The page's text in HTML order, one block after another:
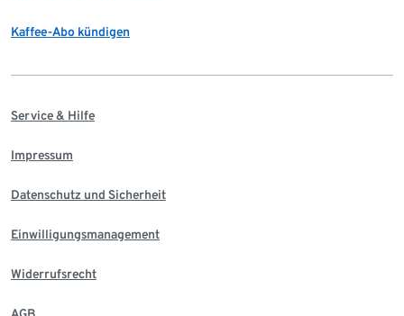
Kaffee-Abo kündigen
Service & Hilfe
Impressum
Datenschutz und Sicherheit
Einwilligungsmanagement
Widerrufsrecht
AGB